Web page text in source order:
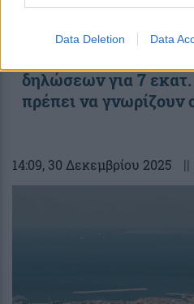
Data Deletion Data
δηλώσεων για 7 εκατ.
πρέπει να γνωρίζουν
14:09, 30 Δεκεμβρίου 2025 ||